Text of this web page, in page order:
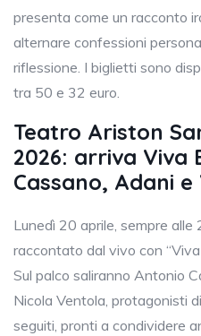
presenta come un racconto
alternare confessioni
riflessione. I biglietti sono
tra 50 e 32 euro.
Teatro Ariston
2026: arriva Viva
Cassano, Adani
Lunedì 20 aprile, sempre
raccontato dal vivo con
Sul palco saliranno Antonio
Nicola Ventola, protagonisti
seguiti, pronti a condividere